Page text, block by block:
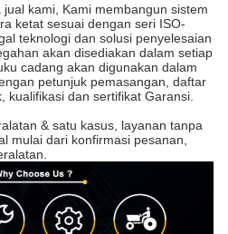
kami, Kami membangun sistem
ketat sesuai dengan seri ISO-
teknologi dan solusi penyelesaian
akan disediakan dalam setiap
cadang akan digunakan dalam
petunjuk pemasangan, daftar
kualifikasi dan sertifikat Garansi.
& satu kasus, layanan tanpa
mulai dari konfirmasi pesanan,